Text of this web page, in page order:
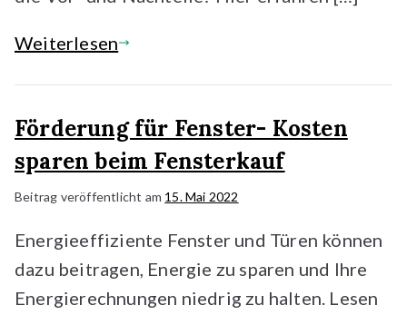
Weiterlesen
Förderung für Fenster- Kosten
sparen beim Fensterkauf
Beitrag veröffentlicht am 15. Mai 2022
Energieeffiziente Fenster und Türen können
dazu beitragen, Energie zu sparen und Ihre
Energierechnungen niedrig zu halten. Lesen